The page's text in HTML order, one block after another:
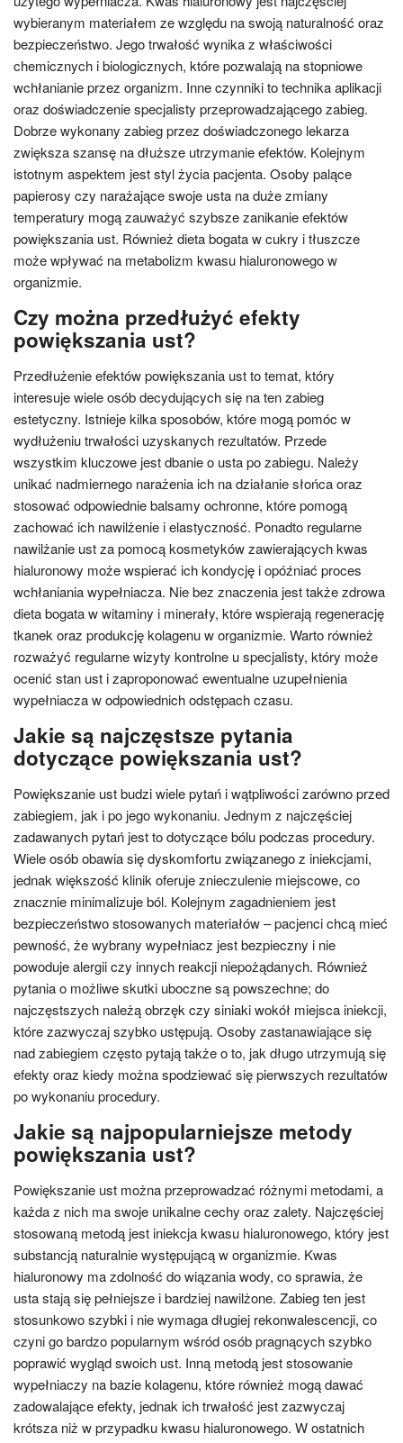
wybieranym materiałem ze względu na swoją naturalność oraz
bezpieczeństwo. Jego trwałość wynika z właściwości
chemicznych i biologicznych, które pozwalają na stopniowe
wchłanianie przez organizm. Inne czynniki to technika aplikacji
oraz doświadczenie specjalisty przeprowadzającego zabieg.
Dobrze wykonany zabieg przez doświadczonego lekarza
zwiększa szansę na dłuższe utrzymanie efektów. Kolejnym
istotnym aspektem jest styl życia pacjenta. Osoby palące
papierosy czy narażające swoje usta na duże zmiany
temperatury mogą zauważyć szybsze zanikanie efektów
powiększania ust. Również dieta bogata w cukry i tłuszcze
może wpływać na metabolizm kwasu hialuronowego w
organizmie.
Czy można przedłużyć efekty
powiększania ust?
Przedłużenie efektów powiększania ust to temat, który
interesuje wiele osób decydujących się na ten zabieg
estetyczny. Istnieje kilka sposobów, które mogą pomóc w
wydłużeniu trwałości uzyskanych rezultatów. Przede
wszystkim kluczowe jest dbanie o usta po zabiegu. Należy
unikać nadmiernego narażenia ich na działanie słońca oraz
stosować odpowiednie balsamy ochronne, które pomogą
zachować ich nawilżenie i elastyczność. Ponadto regularne
nawilżanie ust za pomocą kosmetyków zawierających kwas
hialuronowy może wspierać ich kondycję i opóźniać proces
wchłaniania wypełniacza. Nie bez znaczenia jest także zdrowa
dieta bogata w witaminy i minerały, które wspierają regenerację
tkanek oraz produkcję kolagenu w organizmie. Warto również
rozważyć regularne wizyty kontrolne u specjalisty, który może
ocenić stan ust i zaproponować ewentualne uzupełnienia
wypełniacza w odpowiednich odstępach czasu.
Jakie są najczęstsze pytania
dotyczące powiększania ust?
Powiększanie ust budzi wiele pytań i wątpliwości zarówno przed
zabiegiem, jak i po jego wykonaniu. Jednym z najczęściej
zadawanych pytań jest to dotyczące bólu podczas procedury.
Wiele osób obawia się dyskomfortu związanego z iniekcjami,
jednak większość klinik oferuje znieczulenie miejscowe, co
znacznie minimalizuje ból. Kolejnym zagadnieniem jest
bezpieczeństwo stosowanych materiałów – pacjenci chcą mieć
pewność, że wybrany wypełniacz jest bezpieczny i nie
powoduje alergii czy innych reakcji niepożądanych. Również
pytania o możliwe skutki uboczne są powszechne; do
najczęstszych należą obrzęk czy siniaki wokół miejsca iniekcji,
które zazwyczaj szybko ustępują. Osoby zastanawiające się
nad zabiegiem często pytają także o to, jak długo utrzymują się
efekty oraz kiedy można spodziewać się pierwszych rezultatów
po wykonaniu procedury.
Jakie są najpopularniejsze metody
powiększania ust?
Powiększanie ust można przeprowadzać różnymi metodami, a
każda z nich ma swoje unikalne cechy oraz zalety. Najczęściej
stosowaną metodą jest iniekcja kwasu hialuronowego, który jest
substancją naturalnie występującą w organizmie. Kwas
hialuronowy ma zdolność do wiązania wody, co sprawia, że
usta stają się pełniejsze i bardziej nawilżone. Zabieg ten jest
stosunkowo szybki i nie wymaga długiej rekonwalescencji, co
czyni go bardzo popularnym wśród osób pragnących szybko
poprawić wygląd swoich ust. Inną metodą jest stosowanie
wypełniaczy na bazie kolagenu, które również mogą dawać
zadowalające efekty, jednak ich trwałość jest zazwyczaj
krótsza niż w przypadku kwasu hialuronowego. W ostatnich